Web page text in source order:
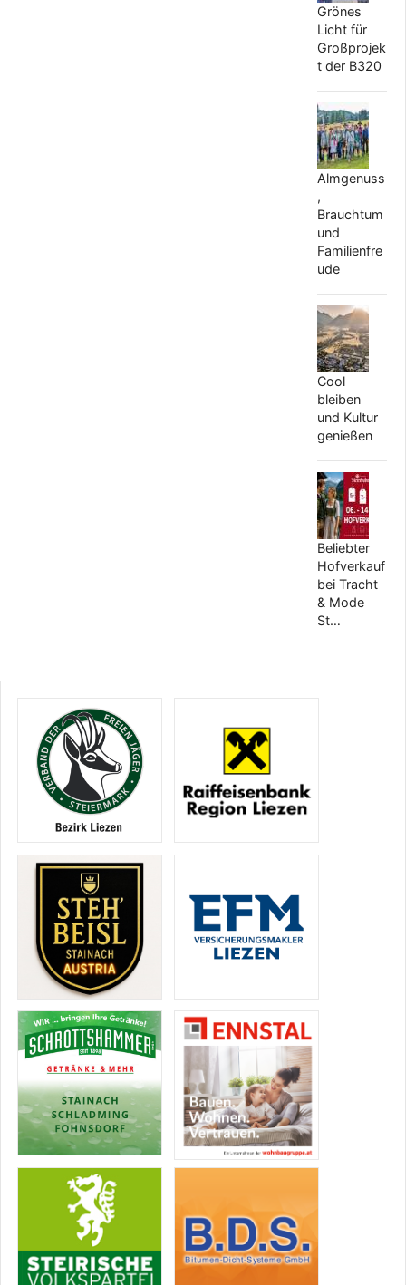
Grönes
Licht für
Großprojek
t der B320
Almgenuss
,
Brauchtum
und
Familienfre
ude
Cool
bleiben
und Kultur
genießen
Beliebter
Hofverkauf
bei Tracht
& Mode
St…